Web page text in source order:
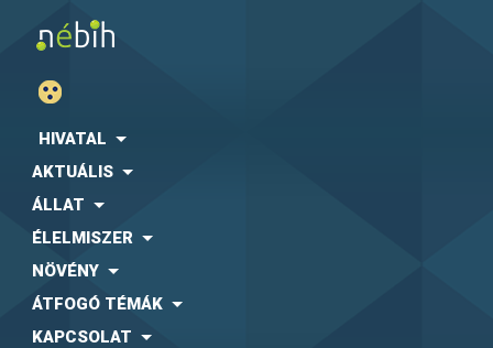
HIVATAL
AKTUÁLIS
ÁLLAT
ÉLELMISZER
NÖVÉNY
ÁTFOGÓ TÉMÁK
KAPCSOLAT